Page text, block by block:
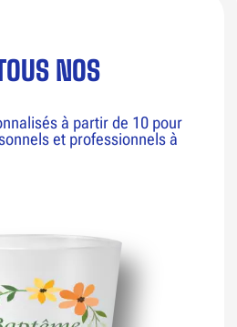
NOS
à partir de 10 pour
et professionnels à